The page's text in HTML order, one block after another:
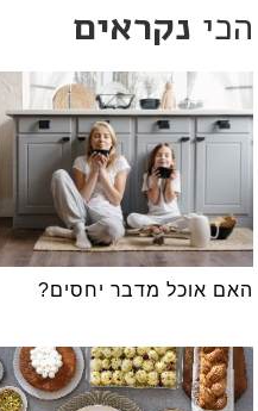
הכי נקראים
האם אוכל מדבר יחסים?